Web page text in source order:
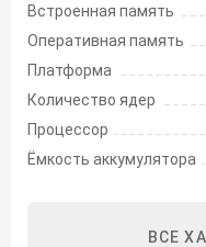
Встроенная память
Оперативная память
Платформа
Количество ядер
Процессор
Ёмкость аккумулятора
ВСЕ